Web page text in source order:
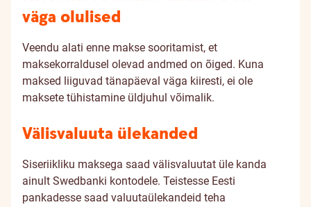
väga olulised
Veendu alati enne makse sooritamist, et
maksekorraldusel olevad andmed on õiged. Kuna
maksed liiguvad tänapäeval väga kiiresti, ei ole
maksete tühistamine üldjuhul võimalik.
Välisvaluuta ülekanded
Siseriikliku maksega saad välisvaluutat üle kanda
ainult Swedbanki kontodele. Teistesse Eesti
pankadesse saad valuutaülekandeid teha